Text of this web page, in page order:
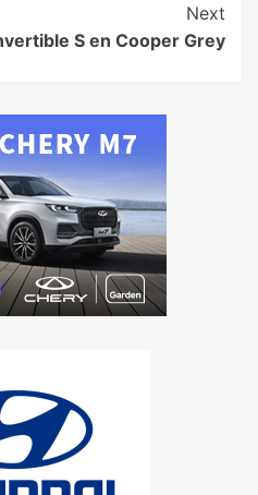
Next
S en Cooper Grey